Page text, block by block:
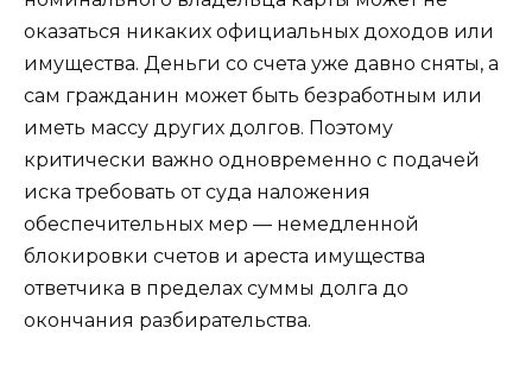
оказаться никаких официальных доходов или
имущества. Деньги со счета уже давно сняты, а
сам гражданин может быть безработным или
иметь массу других долгов. Поэтому
критически важно одновременно с подачей
иска требовать от суда наложения
обеспечительных мер — немедленной
блокировки счетов и ареста имущества
ответчика в пределах суммы долга до
окончания разбирательства.